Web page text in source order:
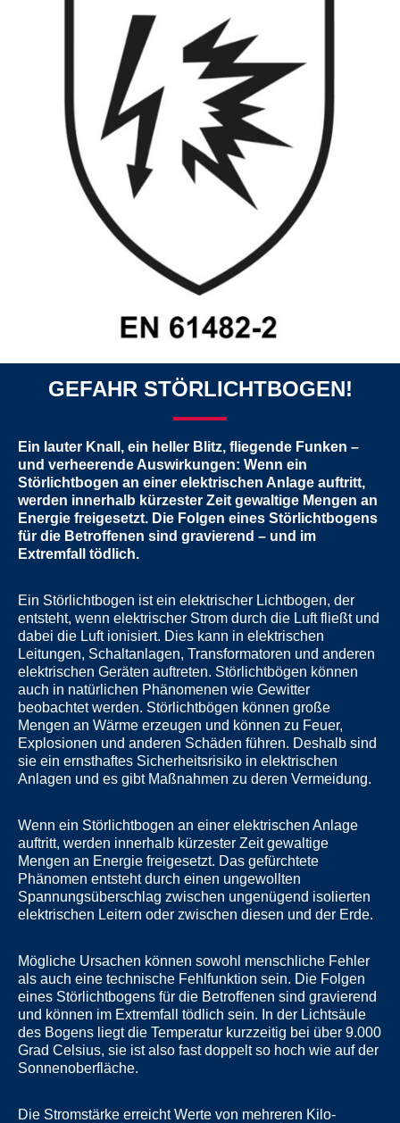
GEFAHR STÖRLICHTBOGEN!
Ein lauter Knall, ein heller Blitz, fliegende Funken –
und verheerende Auswirkungen: Wenn ein
Störlichtbogen an einer elektrischen Anlage auftritt,
werden innerhalb kürzester Zeit gewaltige Mengen an
Energie freigesetzt. Die Folgen eines Störlichtbogens
für die Betroffenen sind gravierend – und im
Extremfall tödlich.
Ein Störlichtbogen ist ein elektrischer Lichtbogen, der
entsteht, wenn elektrischer Strom durch die Luft fließt und
dabei die Luft ionisiert. Dies kann in elektrischen
Leitungen, Schaltanlagen, Transformatoren und anderen
elektrischen Geräten auftreten. Störlichtbögen können
auch in natürlichen Phänomenen wie Gewitter
beobachtet werden. Störlichtbögen können große
Mengen an Wärme erzeugen und können zu Feuer,
Explosionen und anderen Schäden führen. Deshalb sind
sie ein ernsthaftes Sicherheitsrisiko in elektrischen
Anlagen und es gibt Maßnahmen zu deren Vermeidung.
Wenn ein Störlichtbogen an einer elektrischen Anlage
auftritt, werden innerhalb kürzester Zeitgewaltige
Mengen an Energie freigesetzt. Das gefürchtete
Phänomen entsteht durch einen ungewollten
Spannungsüberschlag zwischen ungenügend isolierten
elektrischen Leitern oder zwischen diesen und der Erde.
Mögliche Ursachen können sowohl menschliche Fehler
als auch eine technische Fehlfunktion sein. Die Folgen
eines Störlichtbogens für die Betroffenen sind gravierend
und können im Extremfall tödlich sein. In der Lichtsäule
des Bogens liegt die Temperatur kurzzeitig bei über 9.000
Grad Celsius, sie ist also fast doppelt so hoch wie auf der
Sonnenoberfläche.
Die Stromstärke erreicht Werte von mehreren Kilo-